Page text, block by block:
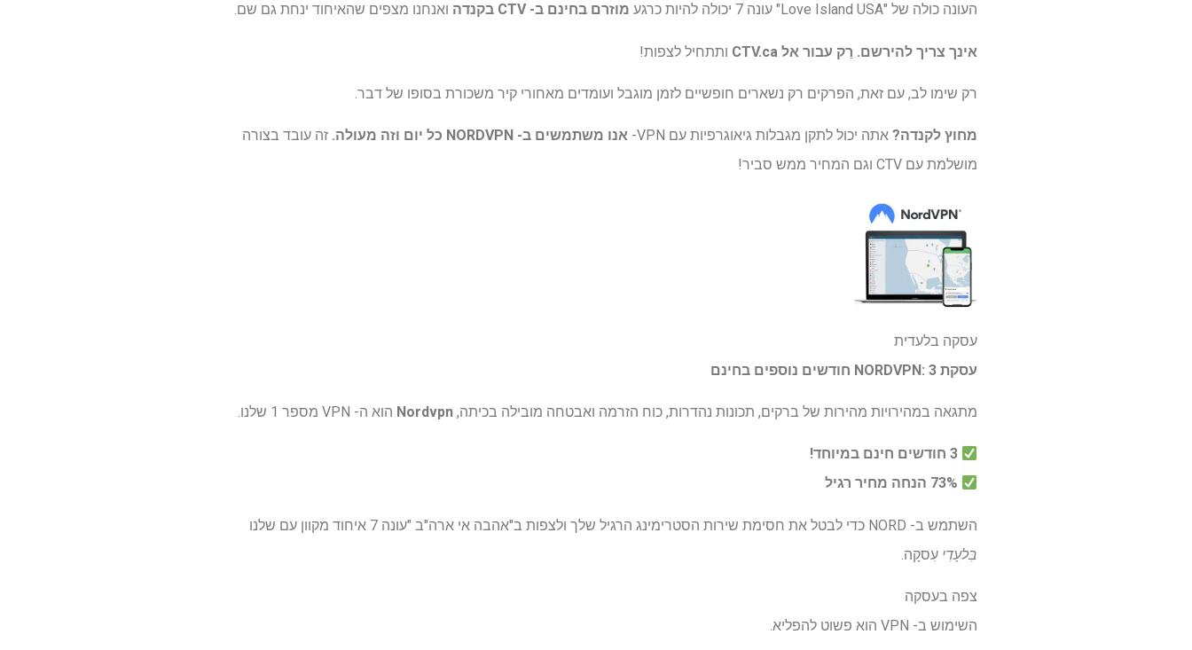
העונה כולה של "Love Island USA" עונה 7 יכולה להיות כרגע מוזרם בחינם ב- CTV בקנדה ואנחנו מצפים שהאיחוד ינחת גם שם.
אינך צריך להירשם. רַק עבור אל CTV.ca ותתחיל לצפות!
רק שימו לב, עם זאת, הפרקים רק נשארים חופשיים לזמן מוגבל ועומדים מאחורי קיר משכורת בסופו של דבר.
מחוץ לקנדה? אתה יכול לתקן מגבלות גיאוגרפיות עם VPN- אנו משתמשים ב- NORDVPN כל יום וזה מעולה. זה עובד בצורה
מושלמת עם CTV וגם המחיר ממש סביר!
עסקה בלעדית
עסקת NORDVPN: 3 חודשים נוספים בחינם
מתגאה במהירויות מהירות של ברקים, תכונות נהדרות, כוח הזרמה ואבטחה מובילה בכיתה, Nordvpn הוא ה- VPN מספר 1 שלנו.
3 חודשים חינם במיוחד!
השתמש ב- NORD כדי לבטל את חסימת שירות הסטרימינג הרגיל שלך ולצפות ב"אהבה אי ארה"ב "עונה 7 איחוד מקוון עם שלנו
בִּלעָדִי עִסקָה.
צפה בעסקה
השימוש ב- VPN הוא פשוט להפליא.